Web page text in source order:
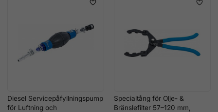
Diesel Servicepåfyllningspump
för Luftning och
Specialtång för Olje- &
Bränslefilter 57–120 mm,